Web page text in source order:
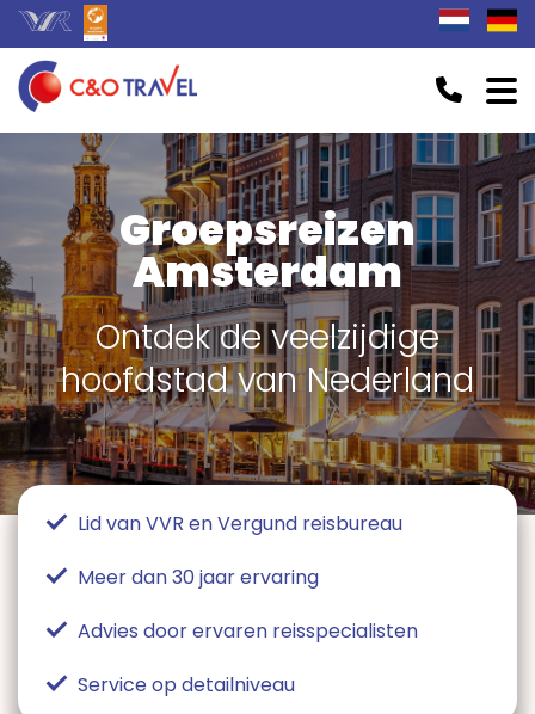
Groepsreizen
Amsterdam
Ontdek de veelzijdige
hoofdstad van Nederland
Lid van VVR en Vergund reisbureau
Meer dan 30 jaar ervaring
Advies door ervaren reisspecialisten
Service op detailniveau